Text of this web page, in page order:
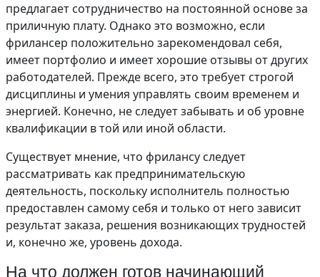
предлагает сотрудничество на постоянной основе за
приличную плату. Однако это возможно, если
фрилансер положительно зарекомендовал себя,
имеет портфолио и имеет хорошие отзывы от других
работодателей. Прежде всего, это требует строгой
дисциплины и умения управлять своим временем и
энергией. Конечно, не следует забывать и об уровне
квалификации в той или иной области.
Существует мнение, что фрилансу следует
рассматривать как предпринимательскую
деятельность, поскольку исполнитель полностью
предоставлен самому себя и только от него зависит
результат заказа, решения возникающих трудностей
и, конечно же, уровень дохода.
На что должен готов начинающий